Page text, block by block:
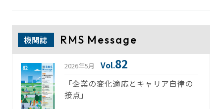
機関誌 RMS Message
「企業の変化適応とキャリア自律の
接点」
2026年5月 Vol.82